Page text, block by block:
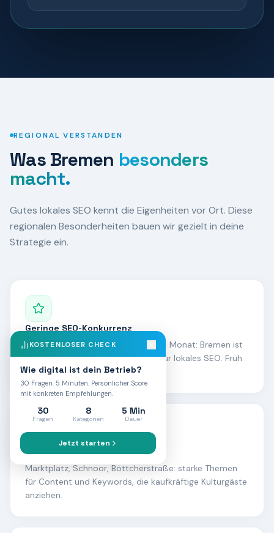
KOSTENLOSER CHECK
Wie digital ist dein Betrieb?
30 Fragen. 5 Minuten. Persönlicher Score
mit konkreten Empfehlungen.
30
Fragen
8
Kategorien
5 Min
Dauer
Jetzt starten
REGIONAL VERSTANDEN
Was Bremen besonders
macht.
Gutes lokales SEO kennt die Eigenheiten vor Ort. Diese
regionalen Besonderheiten bauen wir gezielt in deine
Strategie ein.
Geringe SEO-Konkurrenz
Wettbewerb 6 bei 590 Suchen pro Monat: Bremen ist
eine der günstigsten Großstädte für lokales SEO. Früh
handeln zahlt sich aus.
Kulturtourismus & Welterbe
Marktplatz, Schnoor, Böttcherstraße: starke Themen
für Content und Keywords, die kaufkräftige Kulturgäste
anziehen.